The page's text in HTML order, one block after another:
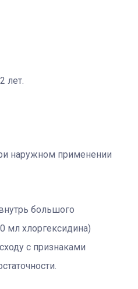
лет.
наружном применении
большого
мл хлоргексидина)
с признаками